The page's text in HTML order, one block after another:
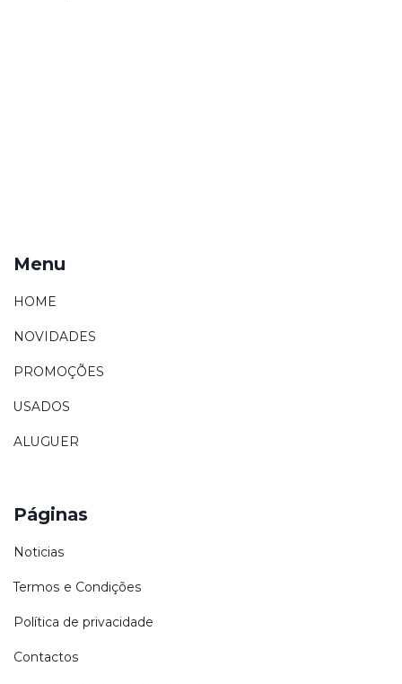
Menu
HOME
NOVIDADES
PROMOÇÕES
USADOS
ALUGUER
Páginas
Noticias
Termos e Condições
Política de privacidade
Contactos